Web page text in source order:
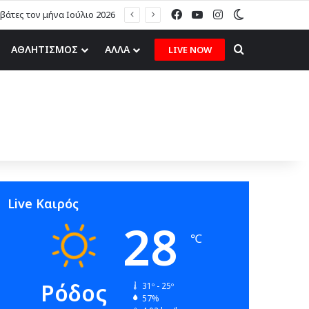
τον μήνα Ιούλιο 2026 FacebookYouTubeInstagram
ΑΘΛΗΤΙΣΜΟΣ ΑΛΛΑ LIVE NOW Search for
Live Καιρός
Ρόδος
28 ℃
31º - 25º
57%